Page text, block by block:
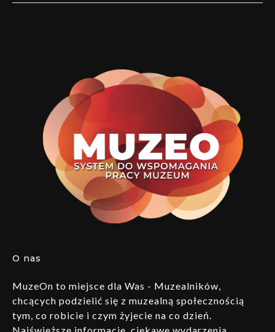
O nas
MuzeOn to miejsce dla Was - Muzealników,
chcących podzielić się z muzealną społecznością
tym, co robicie i czym żyjecie na co dzień.
Najświeższe informacje, ciekawe wydarzenia,